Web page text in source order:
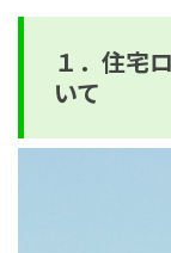
１．住宅
いて